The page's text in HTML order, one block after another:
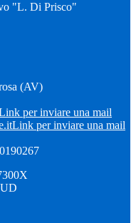
"L. Di Prisco"
(AV)
per inviare una mail
Link per inviare una mail